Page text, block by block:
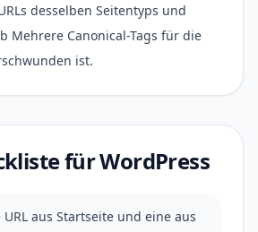
desselben Seitentyps und
Mehrere Canonical-Tags für die
ist.
für WordPress
aus Startseite und eine aus